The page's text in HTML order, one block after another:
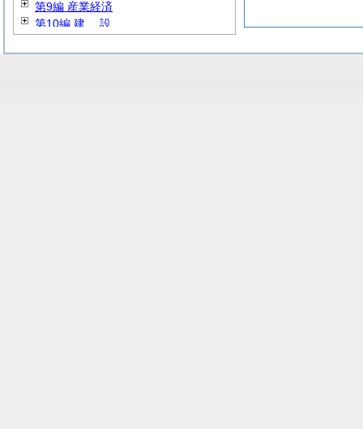
第9編 産業経済
第10編 建 設
第12編消防